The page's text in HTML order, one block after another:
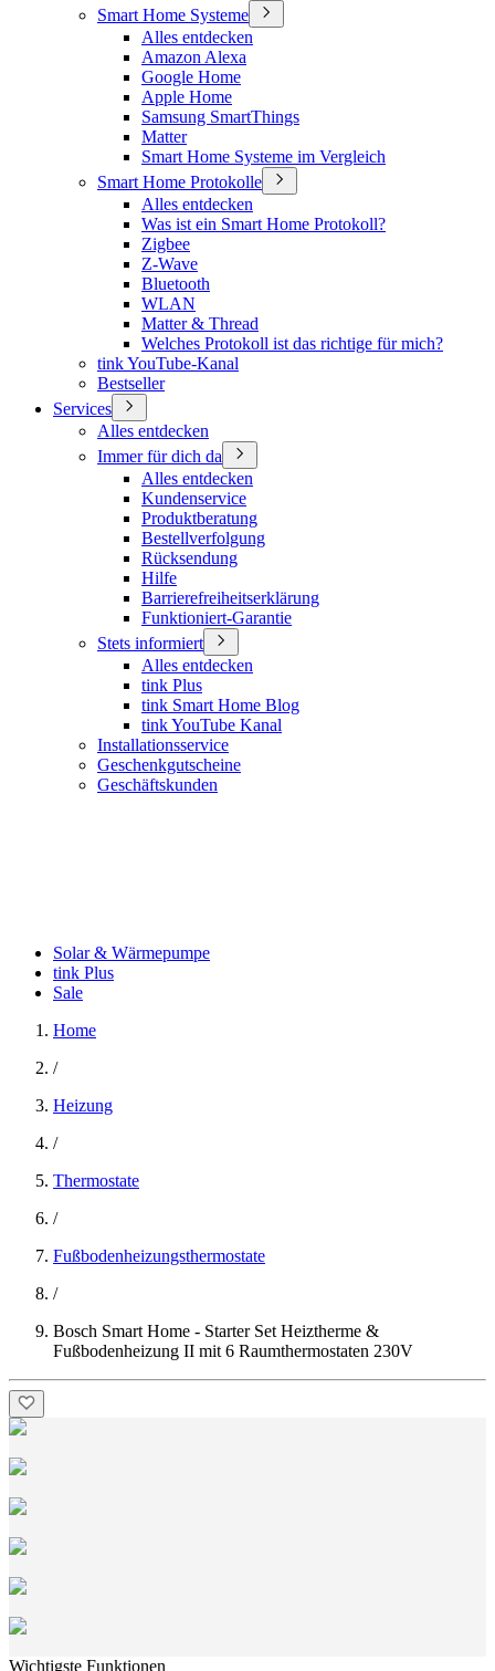
Smart Home Systeme
Alles entdecken
Amazon Alexa
Google Home
Apple Home
Samsung SmartThings
Matter
Smart Home Systeme im Vergleich
Smart Home Protokolle
Alles entdecken
Was ist ein Smart Home Protokoll?
Zigbee
Z-Wave
Bluetooth
WLAN
Matter & Thread
Welches Protokoll ist das richtige für mich?
tink YouTube-Kanal
Bestseller
Services
Alles entdecken
Immer für dich da
Alles entdecken
Kundenservice
Produktberatung
Bestellverfolgung
Rücksendung
Hilfe
Barrierefreiheitserklärung
Funktioniert-Garantie
Stets informiert
Alles entdecken
tink Plus
tink Smart Home Blog
tink YouTube Kanal
Installationsservice
Geschenkgutscheine
Geschäftskunden
Solar & Wärmepumpe
tink Plus
Sale
Home
/
Heizung
/
Thermostate
/
Fußbodenheizungsthermostate
/
Bosch Smart Home - Starter Set Heiztherme &
Fußbodenheizung II mit 6 Raumthermostaten 230V
Wichtigste Funktionen